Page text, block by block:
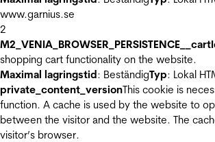
www.garnius.se
2
shopping cart functionality on the website.
Maximal lagringstid: BeständigTyp: Lokal
private_content_versionThis cookie is
function. A cache is used by the website to
between the visitor and the website. The
visitor’s browser.